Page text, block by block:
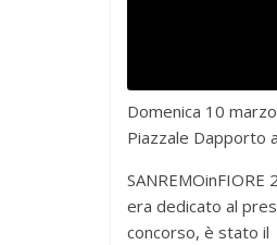
Domenica 10
Piazzale Dapporto
era dedicato al
concorso, è stato il